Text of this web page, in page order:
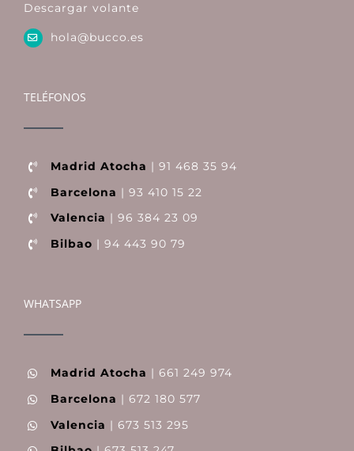
Descargar volante
hola@bucco.es
TELÉFONOS
Madrid Atocha | 91 468 35 94
Barcelona | 93 410 15 22
Valencia | 96 384 23 09
Bilbao | 94 443 90 79
WHATSAPP
Madrid Atocha | 661 249 974
Barcelona | 672 180 577
Valencia | 673 513 295